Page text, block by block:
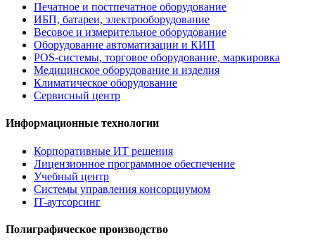
Печатное и постпечатное оборудование
ИБП, батареи, электрооборудование
Весовое и измерительное оборудование
Оборудование автоматизации и КИП
POS-системы, торговое оборудование, маркировка
Медицинское оборудование и изделия
Климатическое оборудование
Сервисный центр
Информационные технологии
Корпоративные ИТ решения
Лицензионное программное обеспечение
Учебный центр
Системы управления консорциумом
IT-аутсорсинг
Полиграфическое производство